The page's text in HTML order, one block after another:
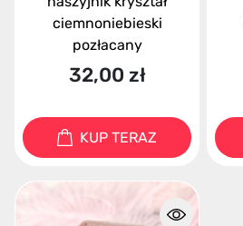
ciemnoniebieski
pozłacany
32,00 zł
KUP TERAZ